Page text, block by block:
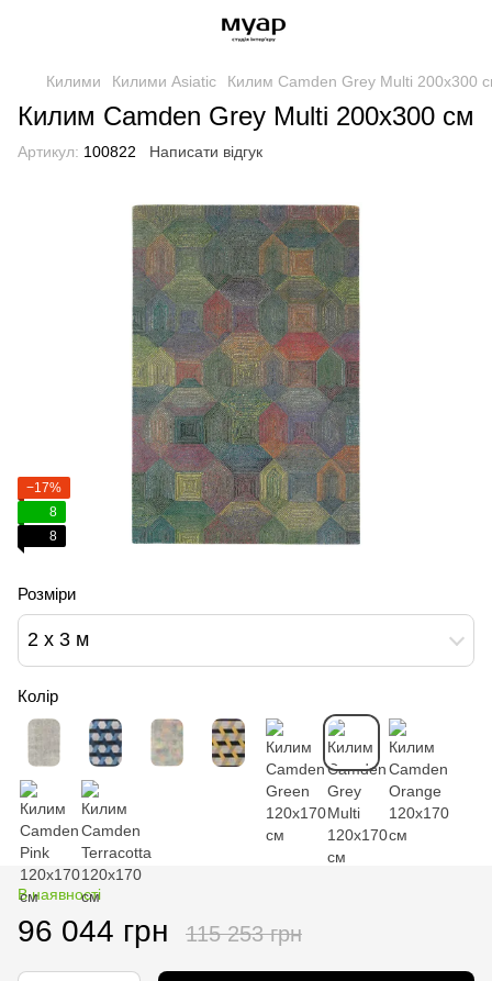
Килими Килими Asiatic Килим Camden Grey Multi 200х300
Килим Camden Grey Multi 200х300 см
Артикул: 100822 Написати відгук
−17%
8
8
Розміри
2 x 3 м
Колір
В наявності
96 044 грн 115 253 грн